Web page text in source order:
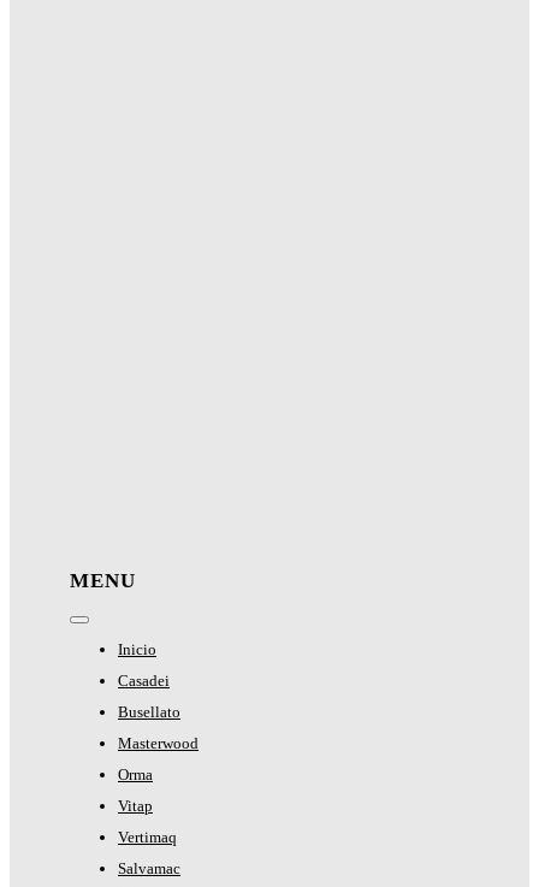
MENU
Toggle
Navigation
Inicio
Casadei
Busellato
Masterwood
Orma
Vitap
Vertimaq
Salvamac